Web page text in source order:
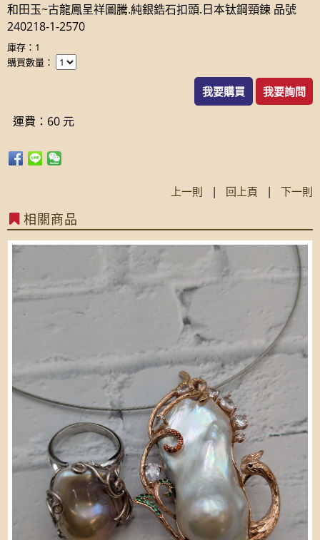
和田玉~古龍鳳呈祥圖騰.純銀鋯石扣頭.日本钛鋼頸鍊 品號
240218-1-2570
庫存：1
購買數量：
我要購買 我要詢問
運費：60 元
上一則 | 回上頁 | 下一則
相關商品